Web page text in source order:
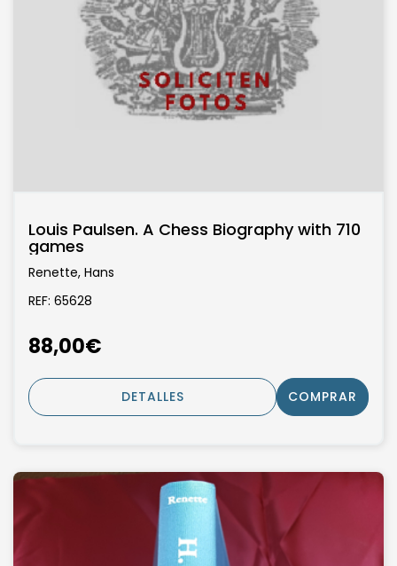
Louis Paulsen. A Chess Biography with 710
games
Renette, Hans
REF: 65628
88,00€
DETALLES COMPRAR